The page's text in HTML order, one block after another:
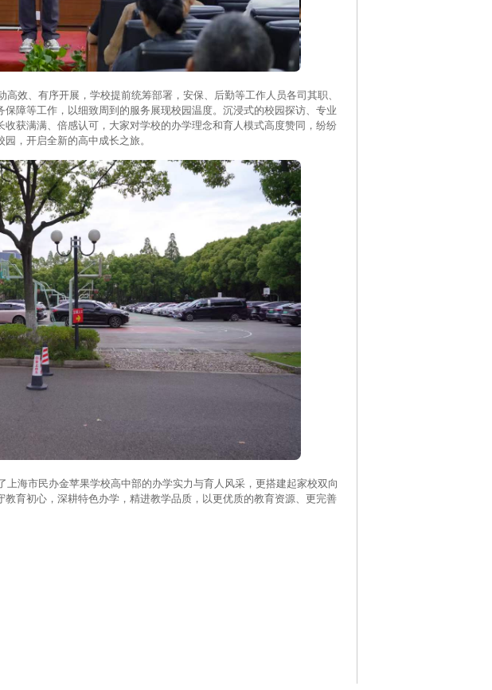
、有序开展，学校提前统筹部署，安保、后勤等工作人员各司其职、
障等工作，以细致周到的服务展现校园温度。沉浸式的校园探访、专业
获满满、倍感认可，大家对学校的办学理念和育人模式高度赞同，纷纷
，开启全新的高中成长之旅。
市民办金苹果学校高中部的办学实力与育人风采，更搭建起家校双向
育初心，深耕特色办学，精进教学品质，以更优质的教育资源、更完善